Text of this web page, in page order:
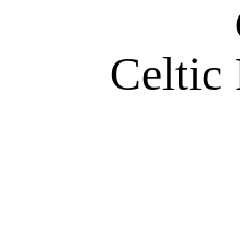
Celtic